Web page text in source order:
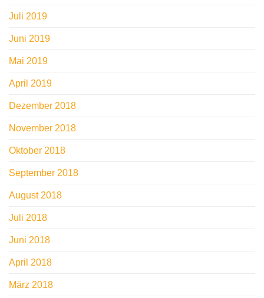
Juli 2019
Juni 2019
Mai 2019
April 2019
Dezember 2018
November 2018
Oktober 2018
September 2018
August 2018
Juli 2018
Juni 2018
April 2018
März 2018